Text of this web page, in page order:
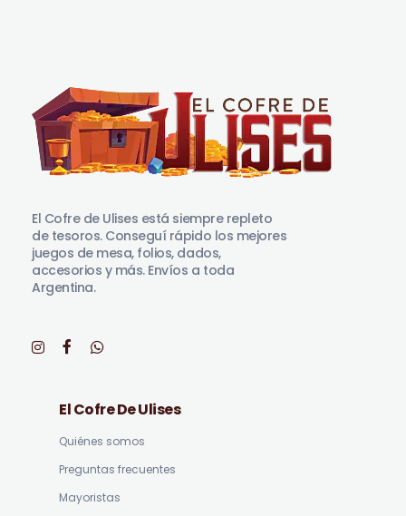
El Cofre de Ulises está siempre repleto
de tesoros. Conseguí rápido los mejores
juegos de mesa, folios, dados,
accesorios y más. Envíos a toda
Argentina.
El Cofre De Ulises
Quiénes somos
Preguntas frecuentes
Mayoristas